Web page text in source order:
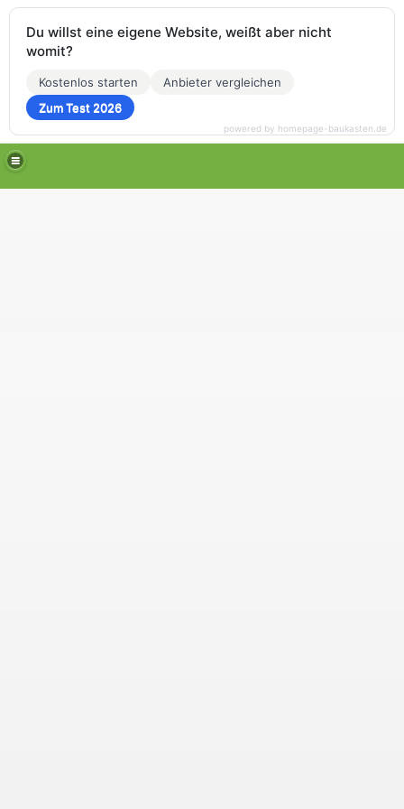
Du willst eine eigene Website, weißt aber nicht
womit?
Kostenlos starten
Anbieter vergleichen
Zum Test 2026
powered by homepage-baukasten.de